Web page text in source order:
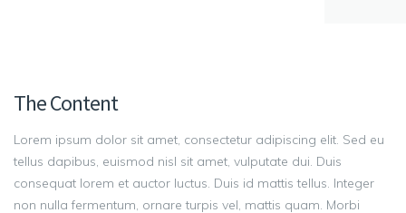
The Content
Lorem ipsum dolor sit amet, consectetur adipiscing elit. Sed eu
tellus dapibus, euismod nisl sit amet, vulputate dui. Duis
consequat lorem et auctor luctus. Duis id mattis tellus. Integer
non nulla fermentum, ornare turpis vel, mattis quam. Morbi